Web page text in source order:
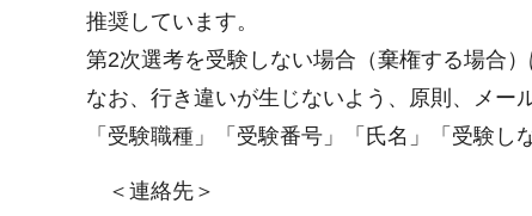
推奨しています。
第2次選考を受験しない場合（棄権する場合
なお、行き違いが生じないよう、原則、メー
「受験職種」「受験番号」「氏名」「受験
＜連絡先＞